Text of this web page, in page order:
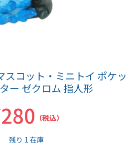
スコット・ミニトイ ポケッ
ー ゼクロム 指人形
（税込）
残り 1 在庫